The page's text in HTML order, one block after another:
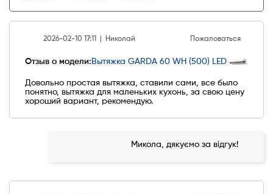
2026-02-10 17:11 | Николай Пожаловаться
Отзыв о модели: Вытяжка GARDA 60 WH (500) LED
Довольно простая вытяжка, ставили сами, все было
понятно, вытяжка для маленьких кухонь, за свою цену
хороший вариант, рекомендую.
Микола, дякуємо за відгук!